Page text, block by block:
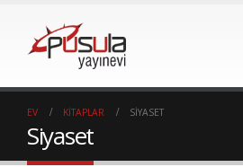
EV KITAPLAR SIYASET
Siyaset